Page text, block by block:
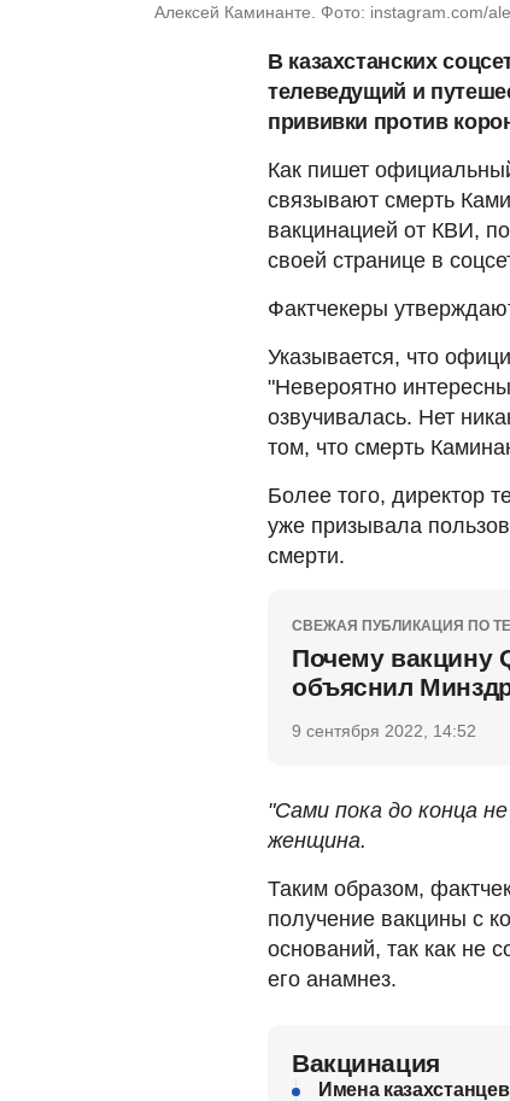
Алексей Каминанте. Фото: instagram.com/
В казахстанских
телеведущий и
прививки против
Как пишет
связывают смерть
вакцинацией от КВИ,
своей странице в
Фактчекеры
Указывается, что
"Невероятно
озвучивалась. Нет
том, что смерть
Более того, директор
уже призывала
смерти.
СВЕЖАЯ ПУБЛИКАЦИЯ ПО
Почему вакцину
объяснил
9 сентября 2022, 14:52
"Сами пока до конца
женщина.
Таким образом,
получение вакцины с
оснований, так как не
его анамнез.
Вакцинация
Имена